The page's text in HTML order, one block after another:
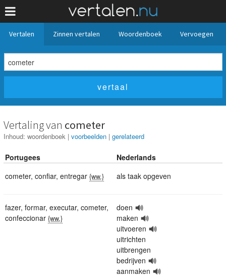
Vertalen Zinnen vertalen Woordenboek Vervoegen
Vertaling van cometer
Inhoud: woordenboek | voorbeelden | gerelateerd
Portugees
Nederlands
cometer, confiar, entregar {ww.} als taak opgeven
fazer, formar, executar, cometer,
confeccionar {ww.}
doen
maken
uitvoeren
uitrichten
uitbrengen
bedrijven
aanmaken